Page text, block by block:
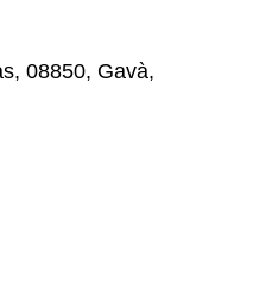
08850, Gavà,